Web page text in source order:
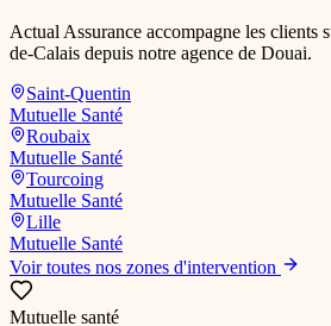
Actual Assurance accompagne les clients
de-Calais depuis notre agence de Douai.
Saint-Quentin
Mutuelle Santé
Roubaix
Mutuelle Santé
Tourcoing
Mutuelle Santé
Lille
Mutuelle Santé
Voir toutes nos zones d'intervention
Mutuelle santé